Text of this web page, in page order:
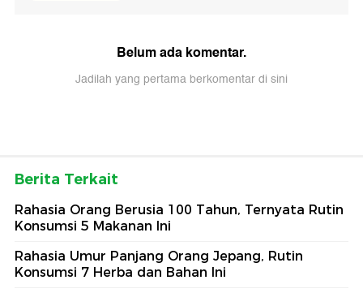
Belum ada komentar.
Jadilah yang pertama berkomentar di sini
Berita Terkait
Rahasia Orang Berusia 100 Tahun, Ternyata Rutin
Konsumsi 5 Makanan Ini
Rahasia Umur Panjang Orang Jepang, Rutin
Konsumsi 7 Herba dan Bahan Ini